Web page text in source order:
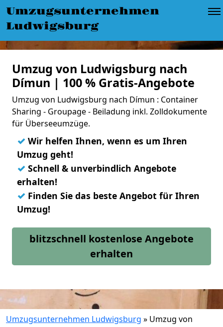
Umzugsunternehmen
Ludwigsburg
Umzug von Ludwigsburg nach
Dímun | 100 % Gratis-Angebote
Umzug von Ludwigsburg nach Dímun : Container
Sharing - Groupage - Beiladung inkl. Zolldokumente
für Überseeumzüge.
✓ Wir helfen Ihnen, wenn es um Ihren
Umzug geht!
✓ Schnell & unverbindlich Angebote
erhalten!
✓ Finden Sie das beste Angebot für Ihren
Umzug!
blitzschnell kostenlose Angebote
erhalten
Umzugsunternehmen Ludwigsburg » Umzug von